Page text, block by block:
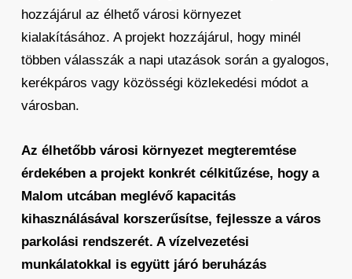
hozzájárul az élhető városi környezet
kialakításához. A projekt hozzájárul, hogy minél
többen válasszák a napi utazások során a gyalogos,
kerékpáros vagy közösségi közlekedési módot a
városban.
Az élhetőbb városi környezet megteremtése
érdekében a projekt konkrét célkitűzése, hogy a
Malom utcában meglévő kapacitás
kihasználásával korszerűsítse, fejlessze a város
parkolási rendszerét. A vízelvezetési
munkálatokkal is együtt járó beruházás